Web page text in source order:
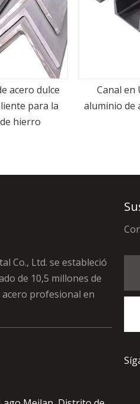
de
fabricante
Acero plano
Co., Ltd. se estableció
de 10,5 millones de
profesional en